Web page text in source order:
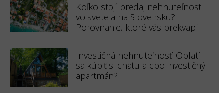
Koľko stojí predaj nehnuteľnosti
vo svete a na Slovensku?
Porovnanie, ktoré vás prekvapí
Investičná nehnuteľnosť: Oplatí
sa kúpiť si chatu alebo investičný
apartmán?